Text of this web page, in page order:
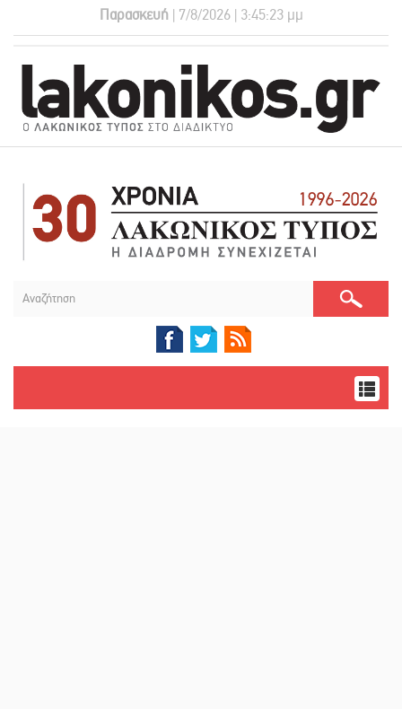
Παρασκευή | 7/8/2026 | 3:45:24 μμ